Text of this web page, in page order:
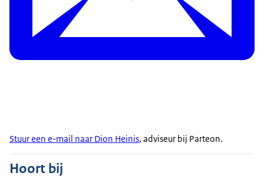
Stuur een e-mail naar Dion Heinis, adviseur bij Parteon.
Hoort bij